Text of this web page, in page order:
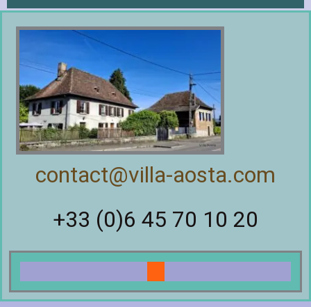
contact@villa-aosta.com
+33 (0)6 45 70 10 20